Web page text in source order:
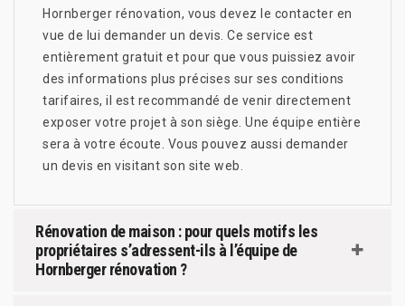
Hornberger rénovation, vous devez le contacter en
vue de lui demander un devis. Ce service est
entièrement gratuit et pour que vous puissiez avoir
des informations plus précises sur ses conditions
tarifaires, il est recommandé de venir directement
exposer votre projet à son siège. Une équipe entière
sera à votre écoute. Vous pouvez aussi demander
un devis en visitant son site web.
Rénovation de maison : pour quels motifs les
propriétaires s’adressent-ils à l’équipe de
Hornberger rénovation ?